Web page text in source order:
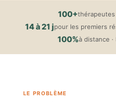
100+thérapeutes
14 à 21 jpour les premiers
100%à distance
LE PROBLÈME